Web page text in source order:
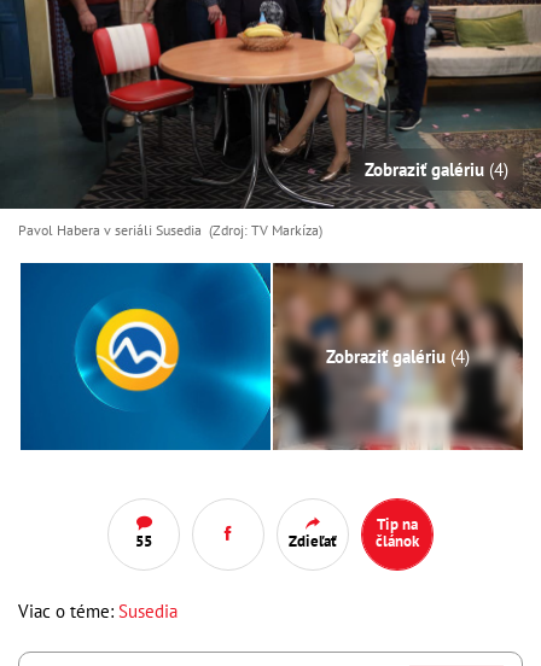
Zobraziť galériu (4)
Pavol Habera v seriáli Susedia (Zdroj: TV Markíza)
Zobraziť galériu (4)
55 Zdieľať
Tip na
článok
Viac o téme: Susedia